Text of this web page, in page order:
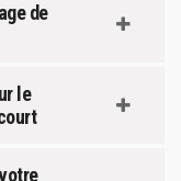
de
le